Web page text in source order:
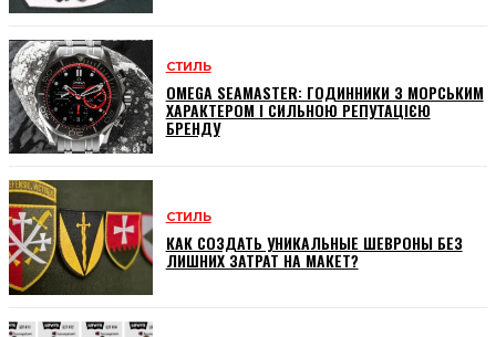
СТИЛЬ
OMEGA SEAMASTER: ГОДИННИКИ З МОРСЬКИМ
ХАРАКТЕРОМ І СИЛЬНОЮ РЕПУТАЦІЄЮ
БРЕНДУ
СТИЛЬ
КАК СОЗДАТЬ УНИКАЛЬНЫЕ ШЕВРОНЫ БЕЗ
ЛИШНИХ ЗАТРАТ НА МАКЕТ?